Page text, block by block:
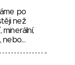
po
než
minerální,
nebo…